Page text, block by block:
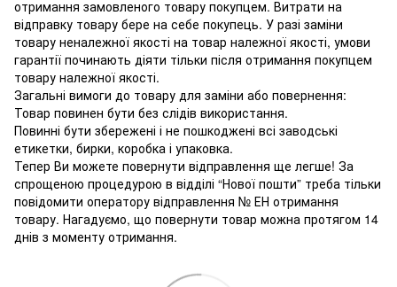
отримання замовленого товару покупцем. Витрати на
відправку товару бере на себе покупець. У разі заміни
товару неналежної якості на товар належної якості, умови
гарантії починають діяти тільки після отримання покупцем
товару належної якості.
Загальні вимоги до товару для заміни або повернення:
Товар повинен бути без слідів використання.
Повинні бути збережені і не пошкоджені всі заводські
етикетки, бирки, коробка і упаковка.
Тепер Ви можете повернути відправлення ще легше! За
спрощеною процедурою в відділі “Нової пошти” треба тільки
повідомити оператору відправлення № ЕН отримання
товару. Нагадуємо, що повернути товар можна протягом 14
днів з моменту отримання.